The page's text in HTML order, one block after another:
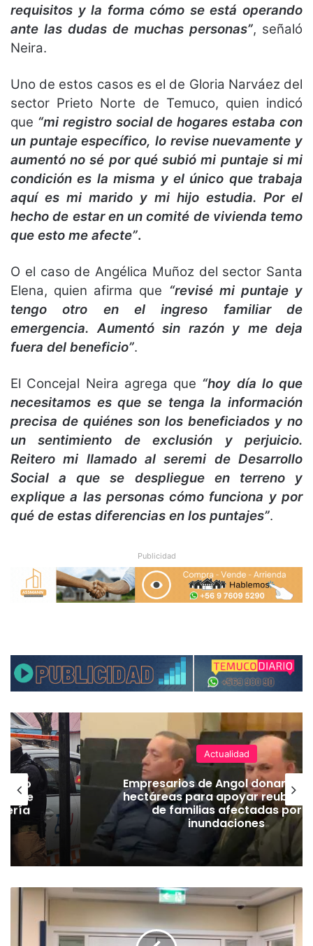
requisitos y la forma cómo se está operando
ante las dudas de muchas personas”, señaló
Neira.
Uno de estos casos es el de Gloria Narváez del
sector Prieto Norte de Temuco, quien indicó
que “mi registro social de hogares estaba con
un puntaje específico, lo revise nuevamente y
aumentó no sé por qué subió mi puntaje si mi
condición es la misma y el único que trabaja
aquí es mi marido y mi hijo estudia. Por el
hecho de estar en un comité de vivienda temo
que esto me afecte”.
O el caso de Angélica Muñoz del sector Santa
Elena, quien afirma que “revisé mi puntaje y
tengo otro en el ingreso familiar de
emergencia. Aumentó sin razón y me deja
fuera del beneficio”.
El Concejal Neira agrega que “hoy día lo que
necesitamos es que se tenga la información
precisa de quiénes son los beneficiados y no
un sentimiento de exclusión y perjuicio.
Reitero mi llamado al seremi de Desarrollo
Social a que se despliegue en terreno y
explique a las personas cómo funciona y por
qué de estas diferencias en los puntajes”.
Publicidad
de
Actualidad
Empresarios de Angol donan
hectáreas para apoyar
de familias afectadas por
inundaciones